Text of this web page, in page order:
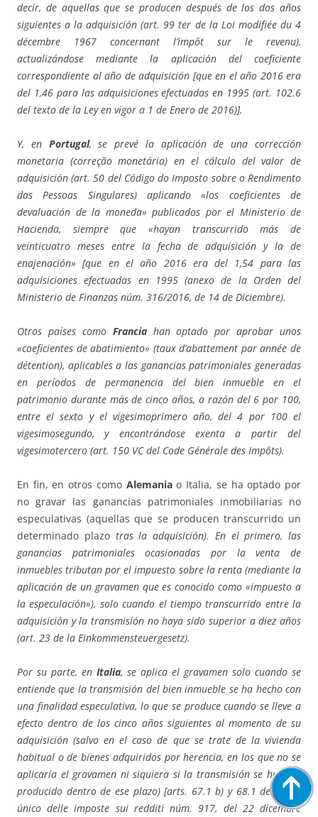
decir, de aquellas que se producen después de los dos años
siguientes a la adquisición (art. 99 ter de la Loi modifiée du 4
décembre 1967 concernant l’impôt sur le revenu),
actualizándose mediante la aplicación del coeficiente
correspondiente al año de adquisición [que en el año 2016 era
del 1,46 para las adquisiciones efectuadas en 1995 (art. 102.6
del texto de la Ley en vigor a 1 de Enero de 2016)].
Y, en Portugal, se prevé la aplicación de una corrección
monetaria (correção monetária) en el cálculo del valor de
adquisición (art. 50 del Código do Imposto sobre o Rendimento
das Pessoas Singulares) aplicando «los coeficientes de
devaluación de la moneda» publicados por el Ministerio de
Hacienda, siempre que «hayan transcurrido más de
veinticuatro meses entre la fecha de adquisición y la de
enajenación» [que en el año 2016 era del 1,54 para las
adquisiciones efectuadas en 1995 (anexo de la Orden del
Ministerio de Finanzas núm. 316/2016, de 14 de Diciembre).
Otros países como Franciahan optado por aprobar unos
«coeficientes de abatimiento» (taux d’abattement par année de
détention), aplicables a las ganancias patrimoniales generadas
en períodos de permanencia del bien inmueble en el
patrimonio durante más de cinco años, a razón del 6 por 100,
entre el sexto y el vigesimoprimero año, del 4 por 100 el
vigesimosegundo, y encontrándose exenta a partir del
vigesimotercero (art. 150 VC del Code Générale des Impôts).
En fin, en otros como Alemaniao Italia, se ha optado por
no gravar las ganancias patrimoniales inmobiliarias no
especulativas (aquellas que se producen transcurrido un
determinado plazo tras la adquisición). En el primero, las
ganancias patrimoniales ocasionadas por la venta de
inmuebles tributan por el impuesto sobre la renta (mediante la
aplicación de un gravamen que es conocido como «impuesto a
la especulación»), solo cuando el tiempo transcurrido entre la
adquisición y la transmisión no haya sido superior a diez años
(art. 23 de la Einkommensteuergesetz).
Por su parte, en Italia, se aplica el gravamen solo cuando se
entiende que la transmisión del bien inmueble se ha hecho con
una finalidad especulativa, lo que se produce cuando se lleve a
efecto dentro de los cinco años siguientes al momento de su
adquisición (salvo en el caso de que se trate de la vivienda
habitual o de bienes adquiridos por herencia, en los que no se
aplicaría el gravamen ni siquiera si la transmisión se hubiese
producido dentro de ese plazo) [arts. 67.1 b) y 68.1 del Testo
único delle imposte sui redditi núm. 917, del 22 dicembre